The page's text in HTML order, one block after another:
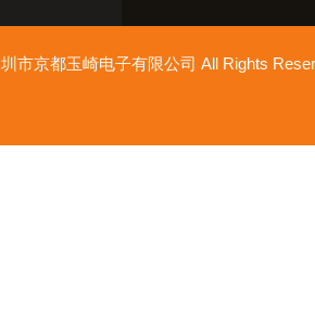
市京都玉崎电子有限公司 All Rights